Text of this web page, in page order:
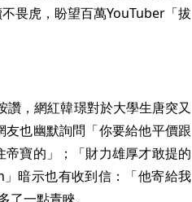
畏虎，盼望百萬YouTuber「拔
讚，網紅韓璟對於大學生唐突又
也幽默詢問「你要給他平價跟
寶的」；「財力雄厚才敢提的
暗示也有收到信：「他寄給我